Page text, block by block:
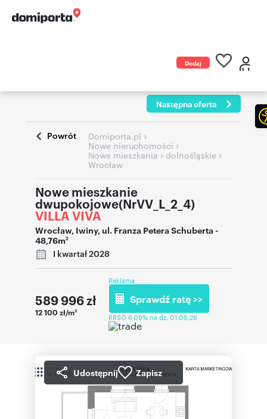
Dodaj
Następna oferta
Powrót Domiporta.pl ›
Nowe nieruchomości ›
Nowe mieszkania › dolnośląskie ›
Wrocław
Nowe mieszkanie
dwupokojowe(NrVV_L_2_4)
VILLA VIVA
Wrocław, Iwiny, ul. Franza Petera Schuberta-
48,76m2
I kwartał 2028
589 996zł
12 100 zł/m2
Reklama
Sprawdź ratę >>
RRSO 6,09% na dz. 01.06.26
Udostępnij Zapisz